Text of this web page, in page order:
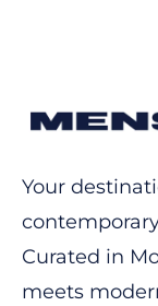
Your
Curated in
meets